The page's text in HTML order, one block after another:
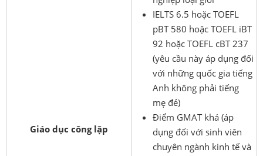
Giáo dục công lập
IELTS 6.5 hoặc TOEFL
pBT 580 hoặc TOEFL iBT
92 hoặc TOEFL cBT 237
(yêu cầu này áp dụng đối
với những quốc gia tiếng
Anh không phải tiếng
mẹ đẻ)
Điểm GMAT khá (áp
dụng đối với sinh viên
chuyên ngành kinh tế và